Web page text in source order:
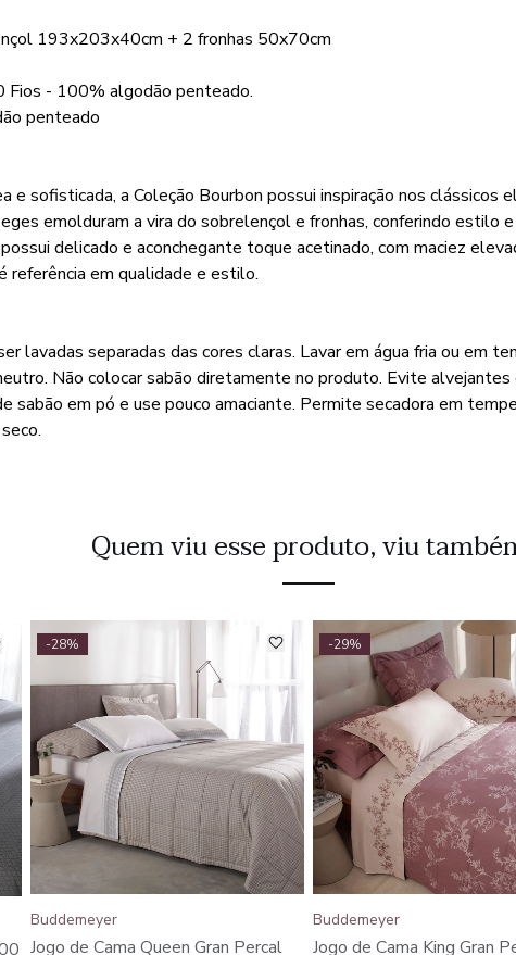
193x203x40cm + 2 fronhas 50x70cm
Fios - 100% algodão penteado.
penteado
e sofisticada, a Coleção Bourbon possui inspiração nos
emolduram a vira do sobrelençol e fronhas, conferindo estilo
delicado e aconchegante toque acetinado, com maciez
referência em qualidade e estilo.
lavadas separadas das cores claras. Lavar em água fria ou em
Não colocar sabão diretamente no produto. Evite
sabão em pó e use pouco amaciante. Permite secadora em
Quem viu esse produto, viu
-28%
Buddemeyer
Jogo de Cama Queen Gran Percal
-29%
Buddemeyer
Jogo de Cama King Gran